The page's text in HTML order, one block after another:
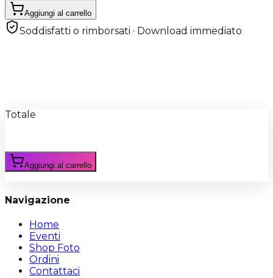
Aggiungi al carrello
Soddisfatti o rimborsati · Download immediato
Totale
Aggiungi al carrello
Navigazione
Home
Eventi
Shop Foto
Ordini
Contattaci